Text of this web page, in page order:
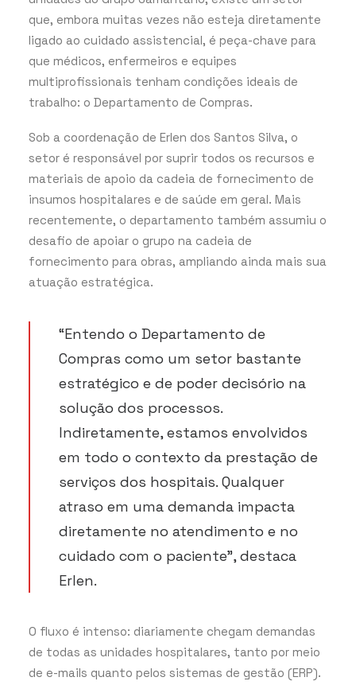
que, embora muitas vezes não esteja diretamente
ligado ao cuidado assistencial, é peça-chave para
que médicos, enfermeiros e equipes
multiprofissionais tenham condições ideais de
trabalho: o Departamento de Compras.
Sob a coordenação de Erlen dos Santos Silva, o
setor é responsável por suprir todos os recursos e
materiais de apoio da cadeia de fornecimento de
insumos hospitalares e de saúde em geral. Mais
recentemente, o departamento também assumiu o
desafio de apoiar o grupo na cadeia de
fornecimento para obras, ampliando ainda mais sua
atuação estratégica.
“Entendo o Departamento de
Compras como um setor bastante
estratégico e de poder decisório na
solução dos processos.
Indiretamente, estamos envolvidos
em todo o contexto da prestação de
serviços dos hospitais. Qualquer
atraso em uma demanda impacta
diretamente no atendimento e no
cuidado com o paciente”, destaca
Erlen.
O fluxo é intenso: diariamente chegam demandas
de todas as unidades hospitalares, tanto por meio
de e-mails quanto pelos sistemas de gestão (ERP).